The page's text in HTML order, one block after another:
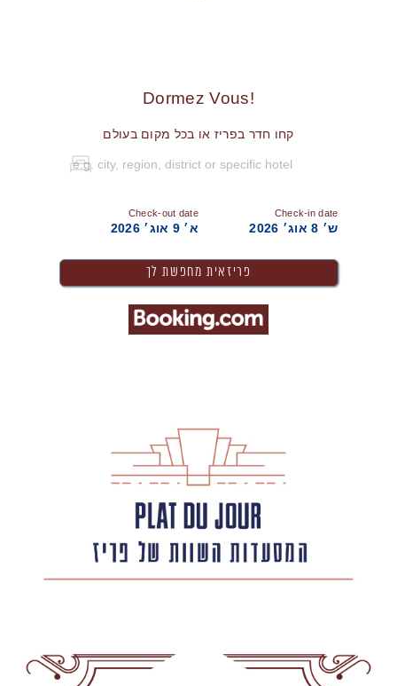
!Dormez Vous
קחו חדר בפריז או בכל מקום בעולם
Check-in date
ש׳ 8 אוג׳ 2026
Check-out date
א׳ 9 אוג׳ 2026